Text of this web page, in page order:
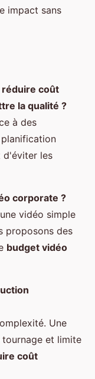
impact sans
réduire coût
la qualité ?
à des
d'éviter les
corporate ?
vidéo simple
proposons des
budget vidéo
Une
et limite
coût